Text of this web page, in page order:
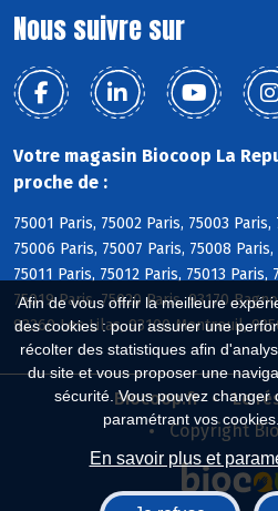
Afin de vous offrir la meilleure
des cookies : pour assurer une
récolter des statistiques afin
du site et vous proposer une
sécurité. Vous pouvez changer
paramétrant vos
En savoir plus et
Nous suivre sur
Votre magasin Biocoop La
proche de :
75001 Paris, 75002 Paris, 75003
75006 Paris, 75007 Paris, 75008
75011 Paris, 75012 Paris, 75013 Paris,
75019 Paris, 75020 Paris, 93170
93260 Les Lilas, 93100 Montreuil,
Biocoop.fr
Le
Copyright